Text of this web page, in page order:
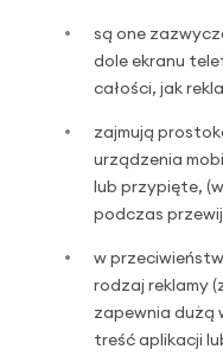
są one
dole ekranu
całości, jak
zajmują
urządzenia
lub przypięte,
podczas
w
rodzaj reklamy
zapewnia dużą
treść aplikacji